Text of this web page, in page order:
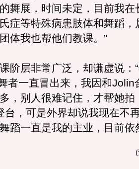
舞展，时间未定，目前我在
症等特殊病患肢体和舞蹈，
体我也帮他们教课。”
层非常广泛，却谦虚说：“
者一直冒出来，我因和Jolin
，别人很难记住，才帮她拍
台，可是外界却说我现在不
蹈一直是我的主业，目前依